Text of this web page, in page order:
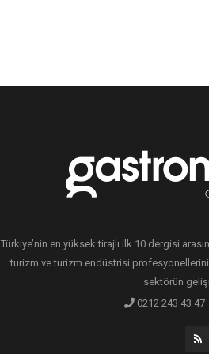
Türkiye’nin en yüksek tirajlı ilk 10 dergisi
turizm ve turizm endüstrisi profesyonellerini
sektörün
0212 243 43 47